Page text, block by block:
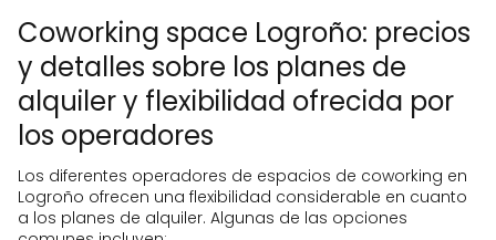
Coworking space Logroño: precios
y detalles sobre los planes de
alquiler y flexibilidad ofrecida por
los operadores
Los diferentes operadores de espacios de coworking en
Logroño ofrecen una flexibilidad considerable en cuanto
a los planes de alquiler. Algunas de las opciones